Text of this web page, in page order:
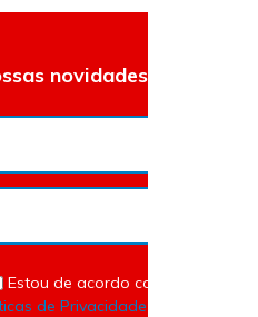
novidades e ofertas.
Estou de acordo com as
de Privacidade